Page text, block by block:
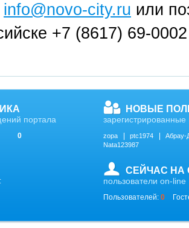
info@novo-city.ru или
+7 (8617) 69-
портала
0
НОВЫЕ
зарегистрированные
zopa ptc1974
Абрау-
Nata123987
СЕЙЧАС НА
пользователи on-line
Пользователей: 0